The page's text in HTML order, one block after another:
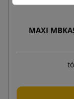
MAXI